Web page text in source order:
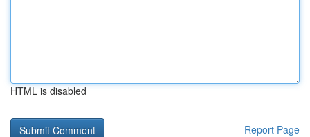
HTML is disabled
Report Page